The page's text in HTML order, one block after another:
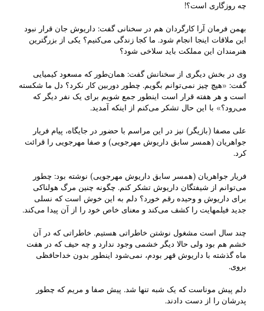
چه روزگاری است؟!
بهمن فرمان آرا کارگردان هم در سخنانی گفت: داریوش جان قرار نبود
این ملاقات اینجا انجام شود. ما کجا زندگی می‌کنیم؟ یکی از بزرگترین
هنرمندان این مملکت باید سلاخی شود؟
وی در بخش دیگری از سخنانش گفت: همان‌طور که مسعود کیمیایی
گفت: «هیچ چیز نمی‌توانم بگویم. چطور دوربین کار نکرد؟ دل ما شکسته
است و هر هفته قرار است اینطور جمع شویم برای یک نفر دیگر که
می‌رود؟» با این حال تشکر می‌کنم از اینکه آمدید.
علی مصفا (بازیگر) نیز در این مراسم با حضور در جایگاه، پیام فریار
جواهریان (همسر سابق داریوش مهرجویی) و صفا مهرجویی را قرائت
کرد.
فریار جواهریان (همسر سابق داریوش مهرجویی) نوشته بود: چطور
می‌توانم از شیفتگان داریوش تشکر کنم. چگونه چنین مرگ هولناکی
برای داریوش و وحیده رقم خورد؟ دلم به این خوش است که نسلی
جدید فیلمهایت را کشف می‌کند و معنای خاص خود را از آن پیدا می‌کند.
چند سال است مشغول نوشتن خاطراتی هستیم. خاطراتی که در آن
خشم هم بود ولی حالا دیگر خشمی وجود ندارد و چه حیف که در هفت
ماه گذشته با داریوش قهر بودم‌، نمی‌شود اینطور بدون خداحافظی
بروی.
دلم پیش موناست که یک شبه تنها شد. پیش صفا و مریم که چطور
پدرشان را از دست دادند.